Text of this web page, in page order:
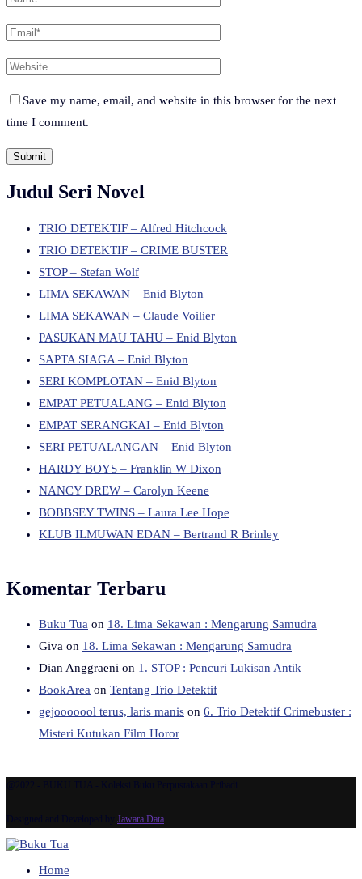
Save my name, email, and website in this browser for the next
time I comment.
Judul Seri Novel
TRIO DETEKTIF – Alfred Hitchcock
TRIO DETEKTIF – CRIME BUSTER
STOP – Stefan Wolf
LIMA SEKAWAN – Enid Blyton
LIMA SEKAWAN – Claude Voilier
PASUKAN MAU TAHU – Enid Blyton
SAPTA SIAGA – Enid Blyton
SERI KOMPLOTAN – Enid Blyton
EMPAT PETUALANG – Enid Blyton
EMPAT SERANGKAI – Enid Blyton
SERI PETUALANGAN – Enid Blyton
HARDY BOYS – Franklin W Dixon
NANCY DREW – Carolyn Keene
BOBBSEY TWINS – Laura Lee Hope
KLUB ILMUWAN EDAN – Bertrand R Brinley
Komentar Terbaru
Buku Tua on 18. Lima Sekawan : Mengarung Samudra
Giva on 18. Lima Sekawan : Mengarung Samudra
Dian Anggraeni on 1. STOP : Pencuri Lukisan Antik
BookArea on Tentang Trio Detektif
gejooooool terus, laris manis on 6. Trio Detektif Crimebuster :
Misteri Kutukan Film Horor
Jawara Data
Home